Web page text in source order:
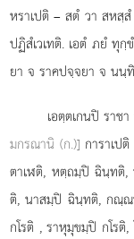
หราเปติ – สตํ วา สหสฺ
ปฏิสํเวเทติ. เอตํ ภยํ ทุ
ยา จ ราคปจฺจยา จ นนฺ
เอตฺตเกนปิ ราช
มกรณานิ (ก.)] การาเป
ตาเฬติ, หตฺถมฺปิ ฉินฺท
ติ, นาสมฺปิ ฉินฺทติ, กณฺณ
กโรติ , ราหุมุขมฺปิ กโรติ